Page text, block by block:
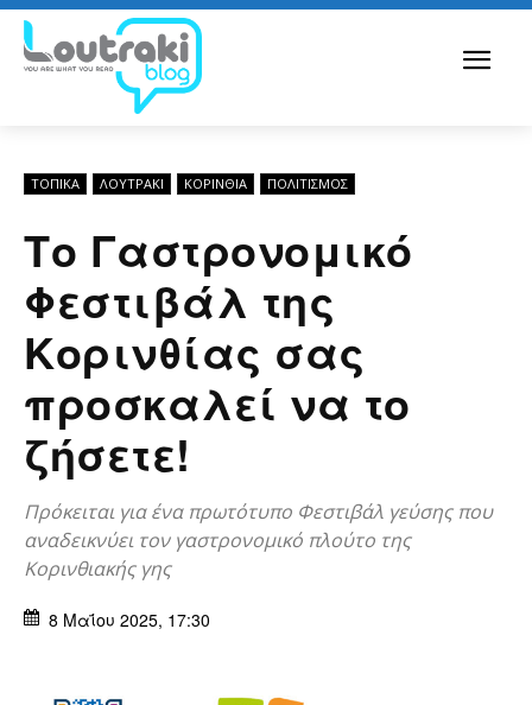
ΤΟΠΙΚΑ ΛΟΥΤΡΆΚΙ ΚΟΡΙΝΘΊΑ ΠΟΛΙΤΙΣΜΟΣ
Το Γαστρονομικό
Φεστιβάλ της
Κορινθίας σας
προσκαλεί να το
ζήσετε!
Πρόκειται για ένα πρωτότυπο Φεστιβάλ γεύσης που
αναδεικνύει τον γαστρονομικό πλούτο της
Κορινθιακής γης
8 Μαΐου 2025, 17:30